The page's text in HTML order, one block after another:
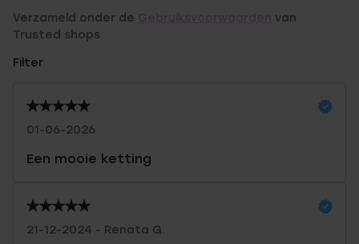
Verzameld onder de
van
Trusted shops
Filter
01-06-2026
Een mooie ketting
21-12-2024 - Renata G.